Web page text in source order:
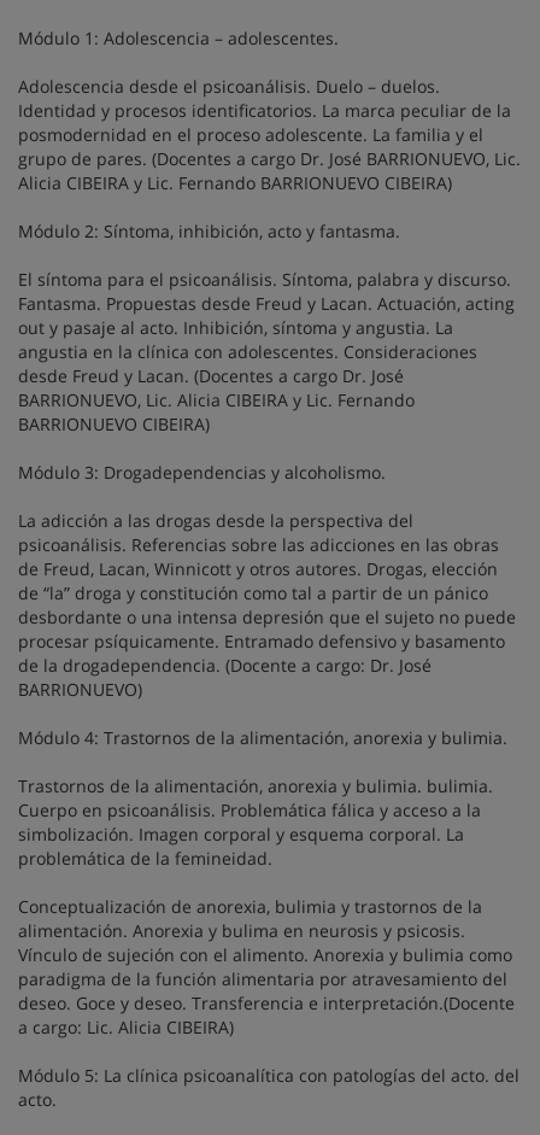
Módulo 1: Adolescencia – adolescentes.
Adolescencia desde el psicoanálisis. Duelo – duelos.
Identidad y procesos identificatorios. La marca peculiar de la
posmodernidad en el proceso adolescente. La familia y el
grupo de pares. (Docentes a cargo Dr. José BARRIONUEVO, Lic.
Alicia CIBEIRA y Lic. Fernando BARRIONUEVO CIBEIRA)
Módulo 2: Síntoma, inhibición, acto y fantasma.
El síntoma para el psicoanálisis. Síntoma, palabra y discurso.
Fantasma. Propuestas desde Freud y Lacan. Actuación, acting
out y pasaje al acto. Inhibición, síntoma y angustia. La
angustia en la clínica con adolescentes. Consideraciones
desde Freud y Lacan. (Docentes a cargo Dr. José
BARRIONUEVO, Lic. Alicia CIBEIRA y Lic. Fernando
BARRIONUEVO CIBEIRA)
Módulo 3: Drogadependencias y alcoholismo.
La adicción a las drogas desde la perspectiva del
psicoanálisis. Referencias sobre las adicciones en las obras
de Freud, Lacan, Winnicott y otros autores. Drogas, elección
de “la” droga y constitución como tal a partir de un pánico
desbordante o una intensa depresión que el sujeto no puede
procesar psíquicamente. Entramado defensivo y basamento
de la drogadependencia. (Docente a cargo: Dr. José
BARRIONUEVO)
Módulo 4: Trastornos de la alimentación, anorexia y bulimia.
Trastornos de la alimentación, anorexia y bulimia. bulimia.
Cuerpo en psicoanálisis. Problemática fálica y acceso a la
simbolización. Imagen corporal y esquema corporal. La
problemática de la femineidad.
Conceptualización de anorexia, bulimia y trastornos de la
alimentación. Anorexia y bulima en neurosis y psicosis.
Vínculo de sujeción con el alimento. Anorexia y bulimia como
paradigma de la función alimentaria por atravesamiento del
deseo. Goce y deseo. Transferencia e interpretación.(Docente
a cargo: Lic. Alicia CIBEIRA)
Módulo 5: La clínica psicoanalítica con patologías del acto. del
acto.